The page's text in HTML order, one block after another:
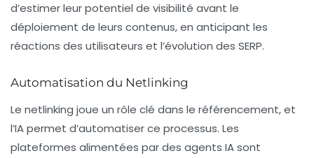
d’estimer leur potentiel de visibilité avant le
déploiement de leurs contenus, en anticipant les
réactions des utilisateurs et l’évolution des SERP.
Automatisation du Netlinking
Le netlinking joue un rôle clé dans le référencement, et
l’IA permet d’automatiser ce processus. Les
plateformes alimentées par des agents IA sont